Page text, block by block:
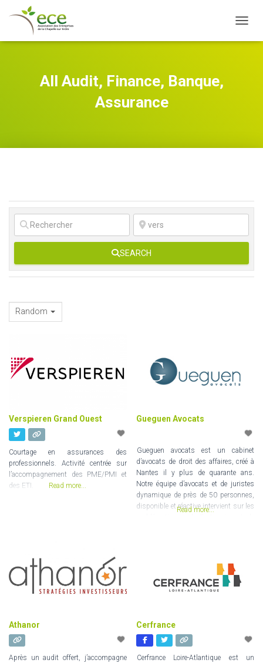
All Audit, Finance, Banque,
Assurance
SEARCH
Random
Verspieren Grand Ouest
Courtage en assurances des
professionnels. Activité centrée sur
l’accompagnement des PME/PMI et
des ETI.
Read more...
Gueguen Avocats
Gueguen avocats est un cabinet
d’avocats de droit des affaires, créé à
Nantes il y plus de quarante ans.
Notre équipe d’avocats et de juristes
dynamique de près de 50 personnes,
disponible et réactive intervient sur les
distribution, informatique et nouvelles
Read more...
Athanor
Après un audit offert, j’accompagne
Cerfrance
Cerfrance Loire-Atlantique est un